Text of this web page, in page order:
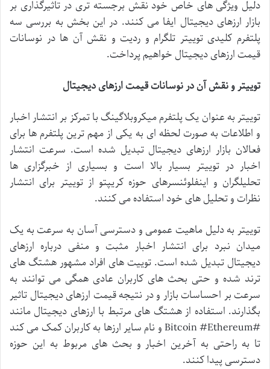
دلیل ویژگی های خاص خود نقش برجسته تری در تاثیرگذاری بر
بازار ارزهای دیجیتال ایفا می کنند. در این بخش به بررسی سه
پلتفرم کلیدی توییتر تلگرام و ردیت و نقش آن ها در نوسانات
قیمتارزهایدیجیتال خواهیمپرداخت.
توییترونقشآندرنوساناتقیمتارزهایدیجیتال
توییتر به عنوان یکپلتفرممیکروبلاگینگباتمرکز بر انتشار اخبار
و اطلاعات به صورتلحظه ای به یکی از مهم ترین پلتفرمها برای
فعالان بازار ارزهای دیجیتال تبدیل شده است. سرعت انتشار
اخبار در توییتر بسیار بالا است و بسیاری از خبرگزاری ها
تحلیلگران و اینفلوئنسرهای حوزه کریپتو از توییتر برای انتشار
نظراتوتحلیلهای خود استفادهمیکنند.
توییتر بهدلیل ماهیت عمومی و دسترسی آسان به سرعتبه یک
میدان نبرد برای انتشار اخبار مثبت و منفی درباره ارزهای
دیجیتال تبدیل شده است. توییتهای افراد مشهور هشتگهای
ترند شده و حتی بحث های کاربران عادی همگی می توانند به
سرعتبر احساساتبازار و در نتیجه قیمت ارزهای دیجیتال تاثیر
بگذارند. استفاده از هشتگ های مرتبط با ارزهای دیجیتال مانند
#Bitcoin #Ethereum
و نامسایر ارزها بهکاربرانکمکمیکند
تا به راحتی به آخرین اخبار و بحث های مربوط به این حوزه
دسترسیپیداکنند.